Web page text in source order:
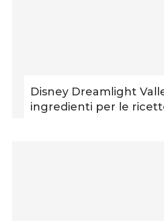
Disney Dreamlight
ingredienti per le